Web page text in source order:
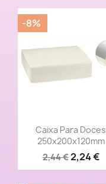
Vista rápida
Caixa Para Doces
250x200x120mm
2,44 €2,24 €
-8%